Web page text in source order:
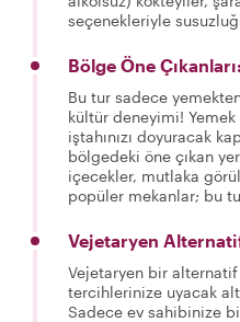
seçenekleriyle
Bölge Öne Çıkanları:
Bu tur sadece
kültür deneyimi! Yemek
iştahınızı doyuracak
bölgedeki öne çıkan
içecekler, mutlaka
popüler mekanlar; bu
Vejetaryen
Vejetaryen bir alternatif
tercihlerinize uyacak
Sadece ev sahibinize